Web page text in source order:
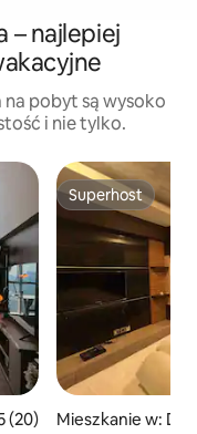
– najlepiej
na pobyt są wysoko
i nie tylko.
ocena: 4,95 na 5,
(20)
Superhost
Superhost
Mieszkanie w: